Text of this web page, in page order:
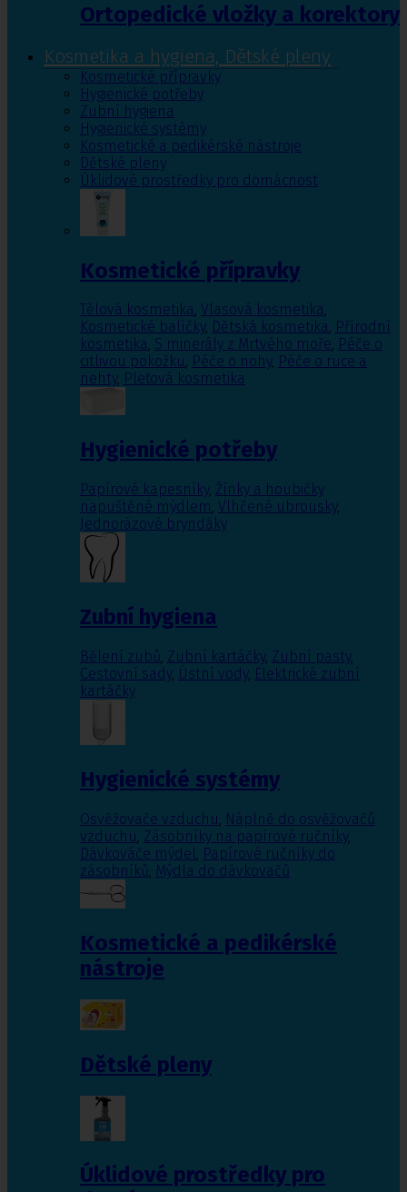
Ortopedické vložky a korektory
Kosmetika a hygiena, Dětské pleny
Kosmetické přípravky
Hygienické potřeby
Zubní hygiena
Hygienické systémy
Kosmetické a pedikérské nástroje
Dětské pleny
Úklidové prostředky pro domácnost
Kosmetické přípravky
Tělová kosmetika, Vlasová kosmetika,
Kosmetické balíčky, Dětská kosmetika, Přírodní
kosmetika, S minerály z Mrtvého moře, Péče o
citlivou pokožku, Péče o nohy, Péče o ruce a
nehty, Pleťová kosmetika
Hygienické potřeby
Papírové kapesníky, Žínky a houbičky
napuštěné mýdlem, Vlhčené ubrousky,
Jednorázové bryndáky
Zubní hygiena
Bělení zubů, Zubní kartáčky, Zubní pasty,
Cestovní sady, Ústní vody, Elektrické zubní
kartáčky
Hygienické systémy
Osvěžovače vzduchu, Náplně do osvěžovačů
vzduchu, Zásobníky na papírové ručníky,
Dávkováče mýdel, Papírové ručníky do
zásobníků, Mýdla do dávkovačů
Kosmetické a pedikérské
nástroje
Dětské pleny
Úklidové prostředky pro